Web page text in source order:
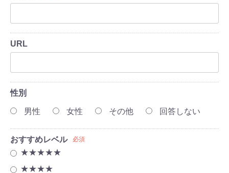
URL
性別
男性 女性 その他 回答しない
おすすめレベル 必須
★★★★★
★★★★